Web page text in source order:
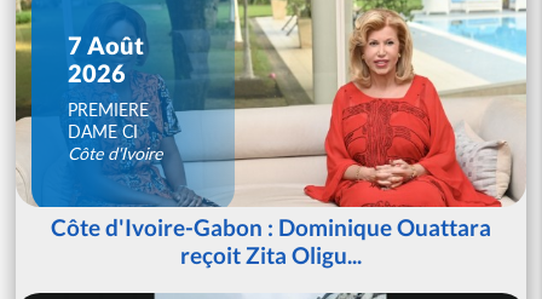
7 Août
2026
PREMIERE
DAME CI
Côte d'Ivoire
Côte d'Ivoire-Gabon : Dominique Ouattara
reçoit Zita Oligu...